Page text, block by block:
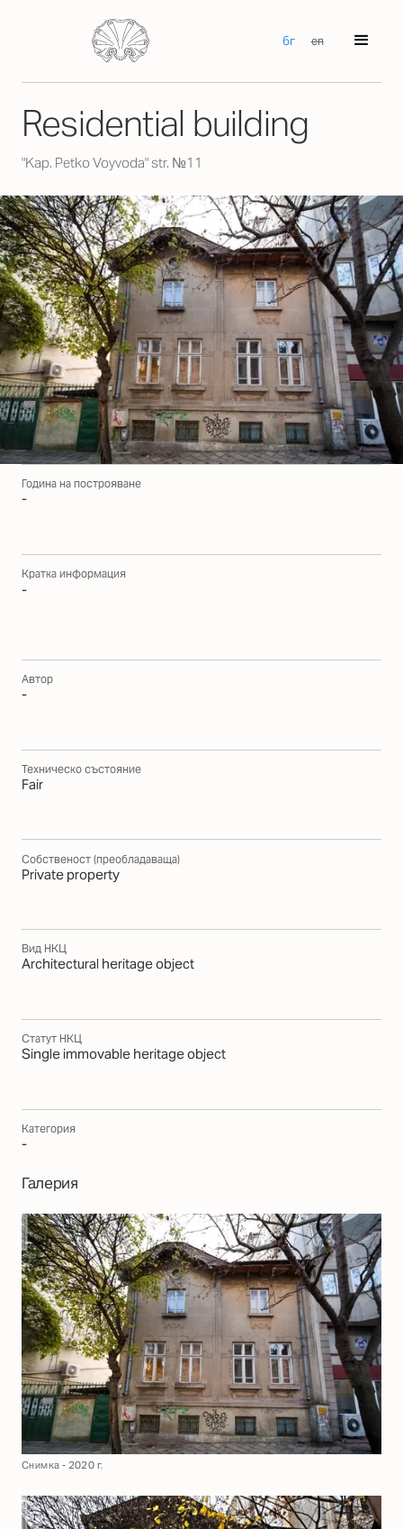
бг en
Residential building
"Kap. Petko Voyvoda" str. №11
Година на построяване
-
Кратка информация
-
Автор
-
Техническо състояние
Fair
Собственост (преобладаваща)
Private property
Вид НКЦ
Architectural heritage object
Статут НКЦ
Single immovable heritage object
Категория
-
Галерия
Снимка - 2020 г.